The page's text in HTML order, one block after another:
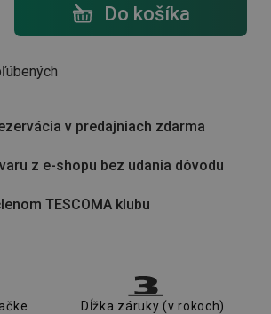
Do košíka
v predajniach zdarma
z e-shopu bez udania dôvodu
TESCOMA klubu
Dĺžka záruky (v rokoch)